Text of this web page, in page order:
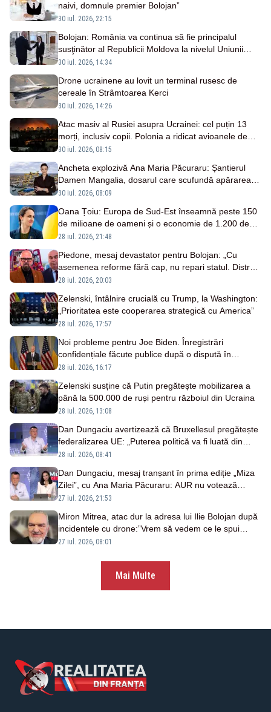
naivi, domnule premier Bolojan”
30 iul. 2026, 22:15
Bolojan: România va continua să fie principalul
susţinător al Republicii Moldova la nivelul Uniunii
Europene
30 iul. 2026, 14:34
Drone ucrainene au lovit un terminal rusesc de
cereale în Strâmtoarea Kerci
30 iul. 2026, 14:26
Atac masiv al Rusiei asupra Ucrainei: cel puțin 13
morți, inclusiv copii. Polonia a ridicat avioanele de
vânătoare
30 iul. 2026, 08:15
Ancheta explozivă Ana Maria Păcuraru: Șantierul
Damen Mangalia, dosarul care scufundă apărarea
României
30 iul. 2026, 08:09
Oana Țoiu: Europa de Sud-Est înseamnă peste 150
de milioane de oameni și o economie de 1.200 de
miliarde de euro
28 iul. 2026, 21:48
Piedone, mesaj devastator pentru Bolojan: „Cu
asemenea reforme fără cap, nu repari statul. Distrugi
o națiune întreagă!”
28 iul. 2026, 20:03
Zelenski, întâlnire crucială cu Trump, la Washington:
„Prioritatea este cooperarea strategică cu America”
28 iul. 2026, 17:57
Noi probleme pentru Joe Biden. Înregistrări
confidențiale făcute publice după o dispută în
instanță
28 iul. 2026, 16:17
Zelenski susține că Putin pregătește mobilizarea a
până la 500.000 de ruși pentru războiul din Ucraina
28 iul. 2026, 13:08
Dan Dungaciu avertizează că Bruxellesul pregătește
federalizarea UE: „Puterea politică va fi luată din
mâna partidelor suveraniste”
28 iul. 2026, 08:41
Dan Dungaciu, mesaj tranșant în prima ediție „Miza
Zilei”, cu Ana Maria Păcuraru: AUR nu votează
niciun guvern din care nu face parte
27 iul. 2026, 21:53
Miron Mitrea, atac dur la adresa lui Ilie Bolojan după
incidentele cu drone:”Vrem să vedem ce le spui
rușilor”
27 iul. 2026, 08:01
Mai Multe